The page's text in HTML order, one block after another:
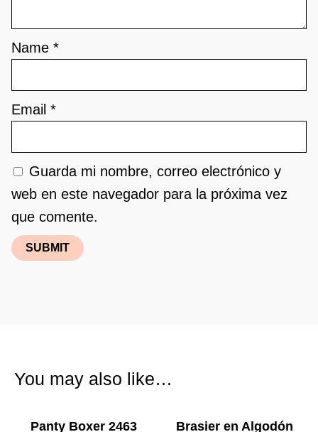
Name*
Email*
Guarda mi nombre, correo electrónico y
web en este navegador para la próxima vez
que comente.
You may also like…
Panty Boxer 2463 Brasier en Algodón